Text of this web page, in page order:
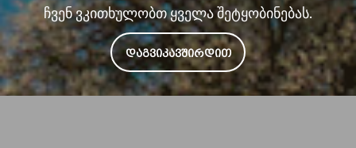
ჩვენ ვკითხულობთ ყველა შეტყობინებას.
ᲓᲐᲒᲕᲘᲙᲐᲕᲨᲘᲠᲓᲘᲗ